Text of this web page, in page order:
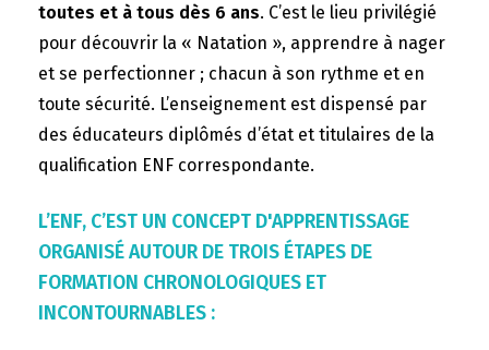
toutes et à tous dès 6 ans. C’est le lieu privilégié
pour découvrir la « Natation », apprendre à nager
et se perfectionner ; chacun à son rythme et en
toute sécurité. L’enseignement est dispensé par
des éducateurs diplômés d’état et titulaires de la
qualification ENF correspondante.
L’ENF, C’EST UN CONCEPT D'APPRENTISSAGE
ORGANISÉ AUTOUR DE TROIS ÉTAPES DE
FORMATION CHRONOLOGIQUES ET
INCONTOURNABLES :